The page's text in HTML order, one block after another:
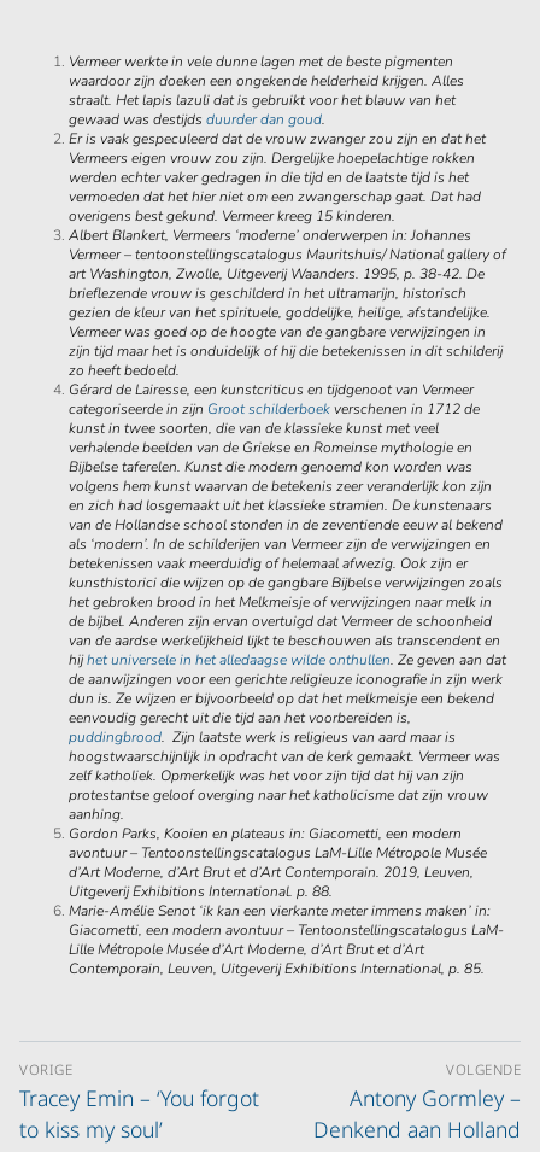
Vermeer werkte in vele dunne lagen met de beste pigmenten
waardoor zijn doeken een ongekende helderheid krijgen. Alles
straalt. Het lapis lazuli dat is gebruikt voor het blauw van het
gewaad was destijdsduurder dan goud.
Er is vaak gespeculeerd dat de vrouw zwanger zou zijn en dat het
Vermeers eigen vrouw zou zijn. Dergelijke hoepelachtige rokken
werden echter vaker gedragen in die tijd en de laatste tijd is het
vermoeden dat het hier niet om een zwangerschap gaat. Dat had
overigens best gekund. Vermeer kreeg 15 kinderen.
Albert Blankert, Vermeers ‘moderne’ onderwerpen in: Johannes
Vermeer – tentoonstellingscatalogus Mauritshuis/ National gallery of
art Washington, Zwolle, Uitgeverij Waanders. 1995, p. 38-42. De
brieflezende vrouw is geschilderd in het ultramarijn, historisch
gezien de kleur van het spirituele, goddelijke, heilige, afstandelijke.
Vermeer was goed op de hoogte van de gangbare verwijzingen in
zijn tijd maar het is onduidelijk of hij die betekenissen in dit schilderij
zo heeft bedoeld.
Gérard de Lairesse, een kunstcriticus en tijdgenoot van Vermeer
categoriseerde in zijn Groot schilderboekverschenen in 1712 de
kunst in twee soorten, die van de klassieke kunst met veel
verhalende beelden van de Griekse en Romeinse mythologie en
Bijbelse taferelen. Kunst die modern genoemd kon worden was
volgens hem kunst waarvan de betekenis zeer veranderlijk kon zijn
en zich had losgemaakt uit het klassieke stramien. De kunstenaars
van de Hollandse school stonden in de zeventiende eeuw al bekend
als ‘modern’. In de schilderijen van Vermeer zijn de verwijzingen en
betekenissen vaak meerduidig of helemaal afwezig. Ook zijn er
kunsthistorici die wijzen op de gangbare Bijbelse verwijzingen zoals
het gebroken brood in het Melkmeisje of verwijzingen naar melk in
de bijbel. Anderen zijn ervan overtuigd dat Vermeer de schoonheid
van de aardse werkelijkheid lijkt te beschouwen als transcendent en
hijhet universele in het alledaagse wilde onthullen. Ze geven aan dat
de aanwijzingen voor een gerichte religieuze iconografie in zijn werk
dun is. Ze wijzen er bijvoorbeeld op dat het melkmeisje een bekend
eenvoudig gerecht uit die tijd aan het voorbereiden is,
puddingbrood. Zijn laatste werk is religieus van aard maar is
hoogstwaarschijnlijk in opdracht van de kerk gemaakt. Vermeer was
zelf katholiek. Opmerkelijk was het voor zijn tijd dat hij van zijn
protestantse geloof overging naar het katholicisme dat zijn vrouw
aanhing.
Gordon Parks, Kooien en plateaus in: Giacometti, een modern
avontuur – Tentoonstellingscatalogus LaM-Lille Métropole Musée
d’Art Moderne, d’Art Brut et d’Art Contemporain. 2019, Leuven,
Uitgeverij Exhibitions International. p. 88.
Marie-Amélie Senot ‘ik kan een vierkante meter immens maken’ in:
Giacometti, een modern avontuur – Tentoonstellingscatalogus LaM-
Lille Métropole Musée d’Art Moderne, d’Art Brut et d’Art
Contemporain, Leuven, Uitgeverij Exhibitions International, p. 85.
VORIGE
Tracey Emin – ‘You forgot
to kiss my soul’
VOLGENDE
Antony Gormley –
Denkend aan Holland